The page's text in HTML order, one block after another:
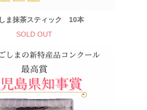
ま抹茶スティック 10本
SOLD OUT